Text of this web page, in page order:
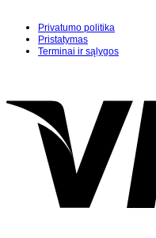
Privatumo politika
Pristatymas
Terminai ir sąlygos